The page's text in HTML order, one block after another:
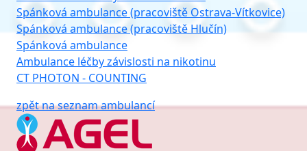
Spánková ambulance (pracoviště Hlučín)
Spánková ambulance
Ambulance léčby závislosti na nikotinu
CT PHOTON - COUNTING
zpět na seznam ambulancí
Jsme členem skupiny AGEL, nejúspěšnějšího